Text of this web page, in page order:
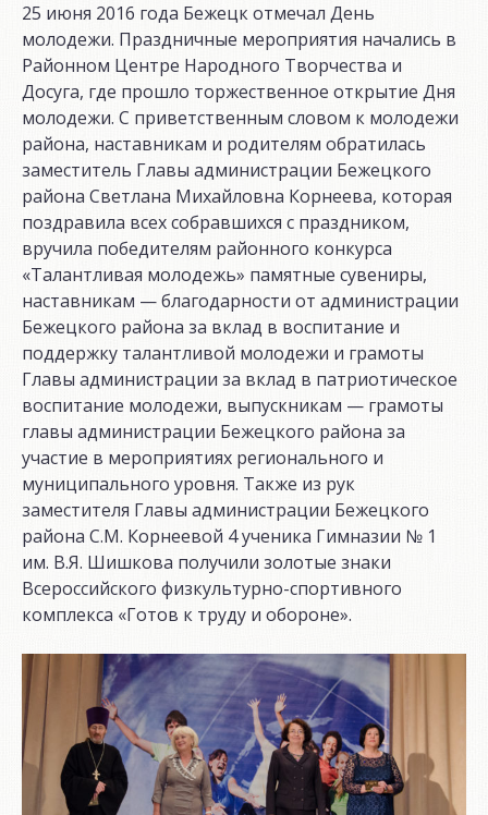
25 июня 2016 года Бежецк отмечал День
молодежи. Праздничные мероприятия начались в
Районном Центре Народного Творчества и
Досуга, где прошло торжественное открытие Дня
молодежи. С приветственным словом к молодежи
района, наставникам и родителям обратилась
заместитель Главы администрации Бежецкого
района Светлана Михайловна Корнеева, которая
поздравила всех собравшихся с праздником,
вручила победителям районного конкурса
«Талантливая молодежь» памятные сувениры,
наставникам — благодарности от администрации
Бежецкого района за вклад в воспитание и
поддержку талантливой молодежи и грамоты
Главы администрации за вклад в патриотическое
воспитание молодежи, выпускникам — грамоты
главы администрации Бежецкого района за
участие в мероприятиях регионального и
муниципального уровня. Также из рук
заместителя Главы администрации Бежецкого
района С.М. Корнеевой 4 ученика Гимназии № 1
им. В.Я. Шишкова получили золотые знаки
Всероссийского физкультурно-спортивного
комплекса «Готов к труду и обороне».